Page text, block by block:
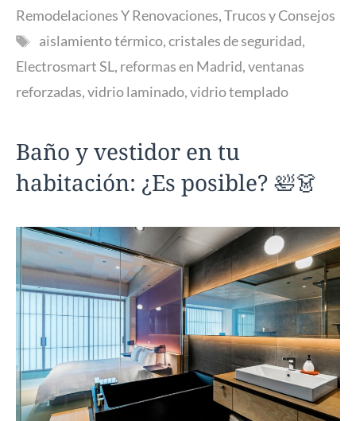
Remodelaciones Y Renovaciones,Trucos y Consejos
Etiquetas
aislamiento térmico,cristales de seguridad,
Electrosmart SL, reformas en Madrid,ventanas
reforzadas,vidrio laminado,vidrio templado
Baño y vestidor en tu
habitación: ¿Es posible? 🛀👗